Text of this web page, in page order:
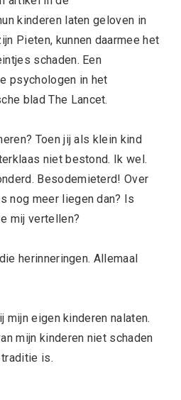
kinderen laten geloven in
Pieten, kunnen daarmee het
schaden. Een
psychologen in het
blad The Lancet.
Toen jij als klein kind
niet bestond. Ik wel.
Besodemieterd! Over
nog meer liegen dan? Is
mij vertellen?
herinneringen. Allemaal
eigen kinderen nalaten.
mijn kinderen niet schaden
is.